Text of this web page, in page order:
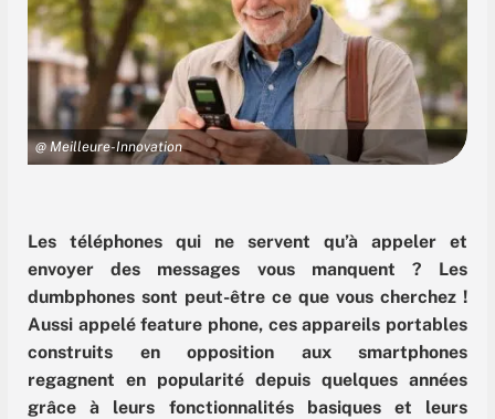
@ Meilleure-Innovation
Les téléphones qui ne servent qu’à appeler et
envoyer des messages vous manquent ? Les
dumbphones sont peut-être ce que vous cherchez !
Aussi appelé feature phone, ces appareils portables
construits en opposition aux smartphones
regagnent en popularité depuis quelques années
grâce à leurs fonctionnalités basiques et leurs